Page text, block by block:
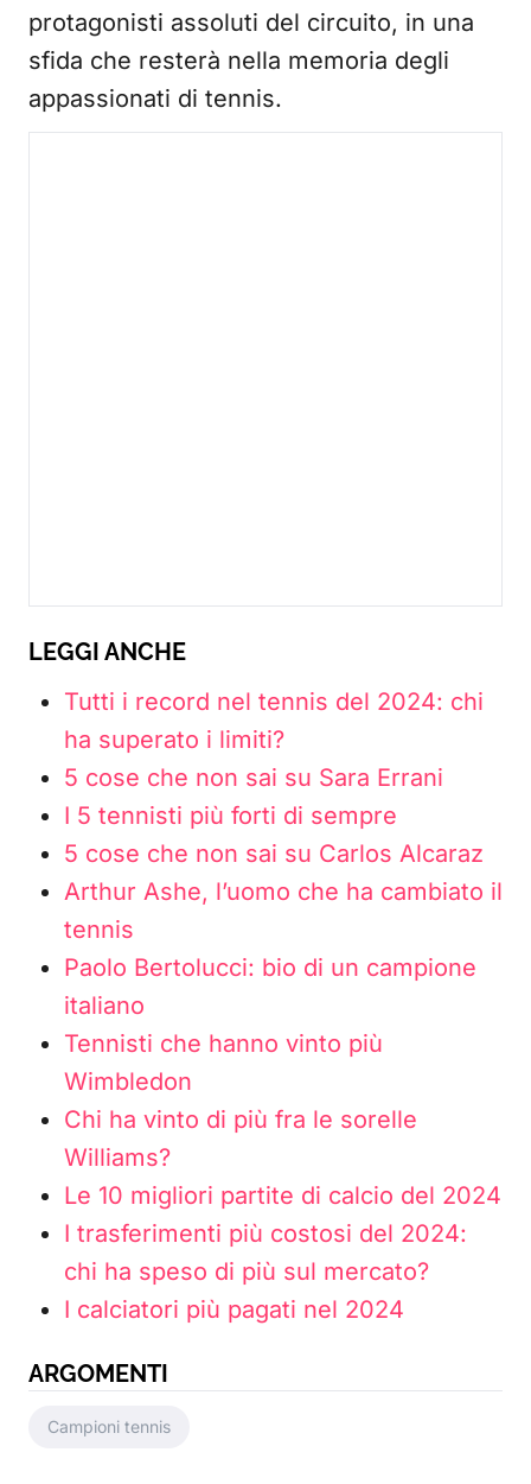
protagonisti assoluti del circuito, in una
sfida che resterà nella memoria degli
appassionati di tennis.
LEGGI ANCHE
Tutti i record nel tennis del 2024: chi
ha superato i limiti?
5 cose che non sai su Sara Errani
I 5 tennisti più forti di sempre
5 cose che non sai su Carlos Alcaraz
Arthur Ashe, l’uomo che ha cambiato il
tennis
Paolo Bertolucci: bio di un campione
italiano
Tennisti che hanno vinto più
Wimbledon
Chi ha vinto di più fra le sorelle
Williams?
Le 10 migliori partite di calcio del 2024
I trasferimenti più costosi del 2024:
chi ha speso di più sul mercato?
I calciatori più pagati nel 2024
ARGOMENTI
Campioni tennis